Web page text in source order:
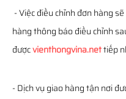
- Việc điều chỉnh đơn hàng
hàng thông báo điều chỉnh
đượcvienthongvina.nettiếp
- Dịch vụ giao hàng tận nơi